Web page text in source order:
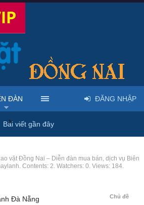
Tags
vặt Đồng Nai – Diễn đàn mua bán, dịch vụ Biên
Contents: 2. Watchers: 0. Views: 184.
Chủ đề
Đà Nẵng
ĐÀN
Bài viết gần đây
ĐĂNG NHẬP